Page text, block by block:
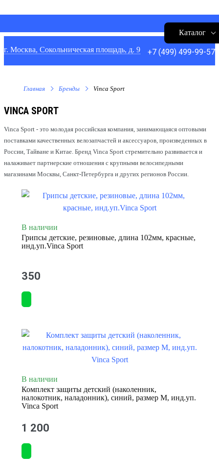
г. Москва, Сокольническая площадь, д. 9 +7 (499) 499-99-57
Каталог
Главная Бренды Vinca Sport
VINCA SPORT
Vinca Sport - это молодая российская компания, занимающаяся оптовыми
поставками качественных велозапчастей и аксессуаров, произведенных в
России, Тайване и Китае. Бренд Vinca Sport стремительно развивается и
налаживает партнерские отношения с крупными велосипедными
магазинами Москвы, Санкт-Петербурга и других регионов России.
В наличии
Грипсы детские, резиновые, длина 102мм, красные,
инд.уп.Vinca Sport
350
В наличии
Комплект защиты детский (наколенник,
налокотник, наладонник), синий, размер M, инд.уп.
Vinca Sport
1 200